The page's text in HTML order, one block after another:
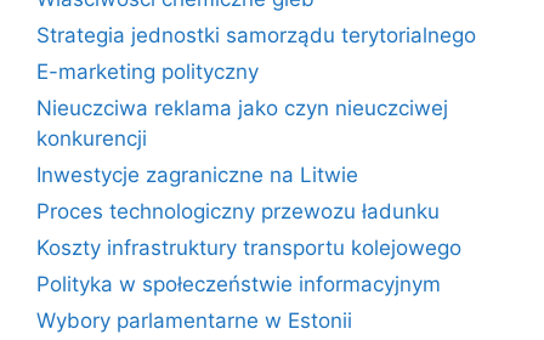
Strategia jednostki samorządu terytorialnego
E-marketing polityczny
Nieuczciwa reklama jako czyn nieuczciwej
konkurencji
Inwestycje zagraniczne na Litwie
Proces technologiczny przewozu ładunku
Koszty infrastruktury transportu kolejowego
Polityka w społeczeństwie informacyjnym
Wybory parlamentarne w Estonii